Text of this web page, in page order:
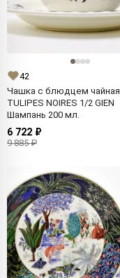
42
Чашка с блюдцем чайная
TULIPES NOIRES 1/2 GIEN
Шампань 200 мл.
6 722 ₽
9 885 ₽